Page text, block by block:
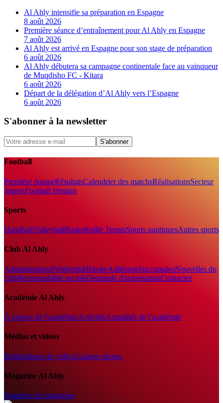
Al Ahly intensifie sa préparation en Espagne
8 août 2026
Première séance d’entraînement pour Al Ahly en Espagne
7 août 2026
Al Ahly est arrivé en Espagne pour son stage de préparation
6 août 2026
Al Ahly débutera sa campagne continentale face au vainqueur
de Muqdisho FC - Kitara
6 août 2026
Départ de la délégation d’Al Ahly vers l’Espagne
6 août 2026
S'abonner à la newsletter
S'abonner
Football
Première équipeRésultatsCalendrier des matchsRéalisationsSecteur
JeunesFootball féminin
Sports
HandballVolleyballBasketballle TennisSports nautiquesAutres sports
Club Al Ahly
AdministrationPrésidentsHistoireAdhésionSuccursalesNouvelles du
clubResponsabilité socialeDemande d'autorisationContactez
Académie Al Ahly
À propos de l'académieActivitésActualités de l'académie
Médias et vidéos
Bibliothèque de vidéosGalerie photos
Magazine Al Ahly
Numéros du magazine